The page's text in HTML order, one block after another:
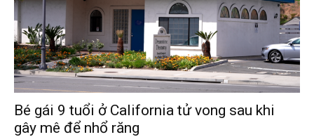
Bé gái 9 tuổi ở California tử vong sau khi
gây mê để nhổ răng